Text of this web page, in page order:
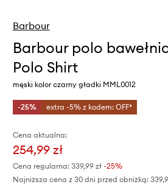
Barbour
Barbour polo
Polo Shirt
męski kolor czarny gładki MML0012
-25% extra -5% z kodem: OFF*
Cena aktualna:
254,99 zł
Cena regularna: 339,99 zł-25%
Najniższa cena z 30 dni przed obniżką: